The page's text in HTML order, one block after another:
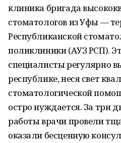
клиника бригада
стоматологов из Уфы —
Республиканской
поликлиники (АУЗ РСП).
специалисты регулярно
республике, неся свет
стоматологической
остро нуждается. За три
работы врачи провели
оказали бесценную